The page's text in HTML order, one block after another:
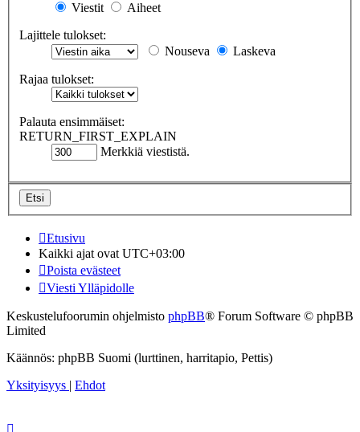
Viestit
Aiheet
Lajittele tulokset:
Nouseva
Laskeva
Rajaa tulokset:
Palauta ensimmäiset:
RETURN_FIRST_EXPLAIN
Merkkiä viestistä.
Etusivu
Kaikki ajat ovat UTC+03:00
Poista evästeet
Viesti Ylläpidolle
Keskustelufoorumin ohjelmisto phpBB® Forum Software © phpBB
Limited
Käännös: phpBB Suomi (lurttinen, harritapio, Pettis)
Yksityisyys | Ehdot